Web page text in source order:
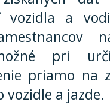
vozidla a
pri
priamo na
vozidle a jazde.